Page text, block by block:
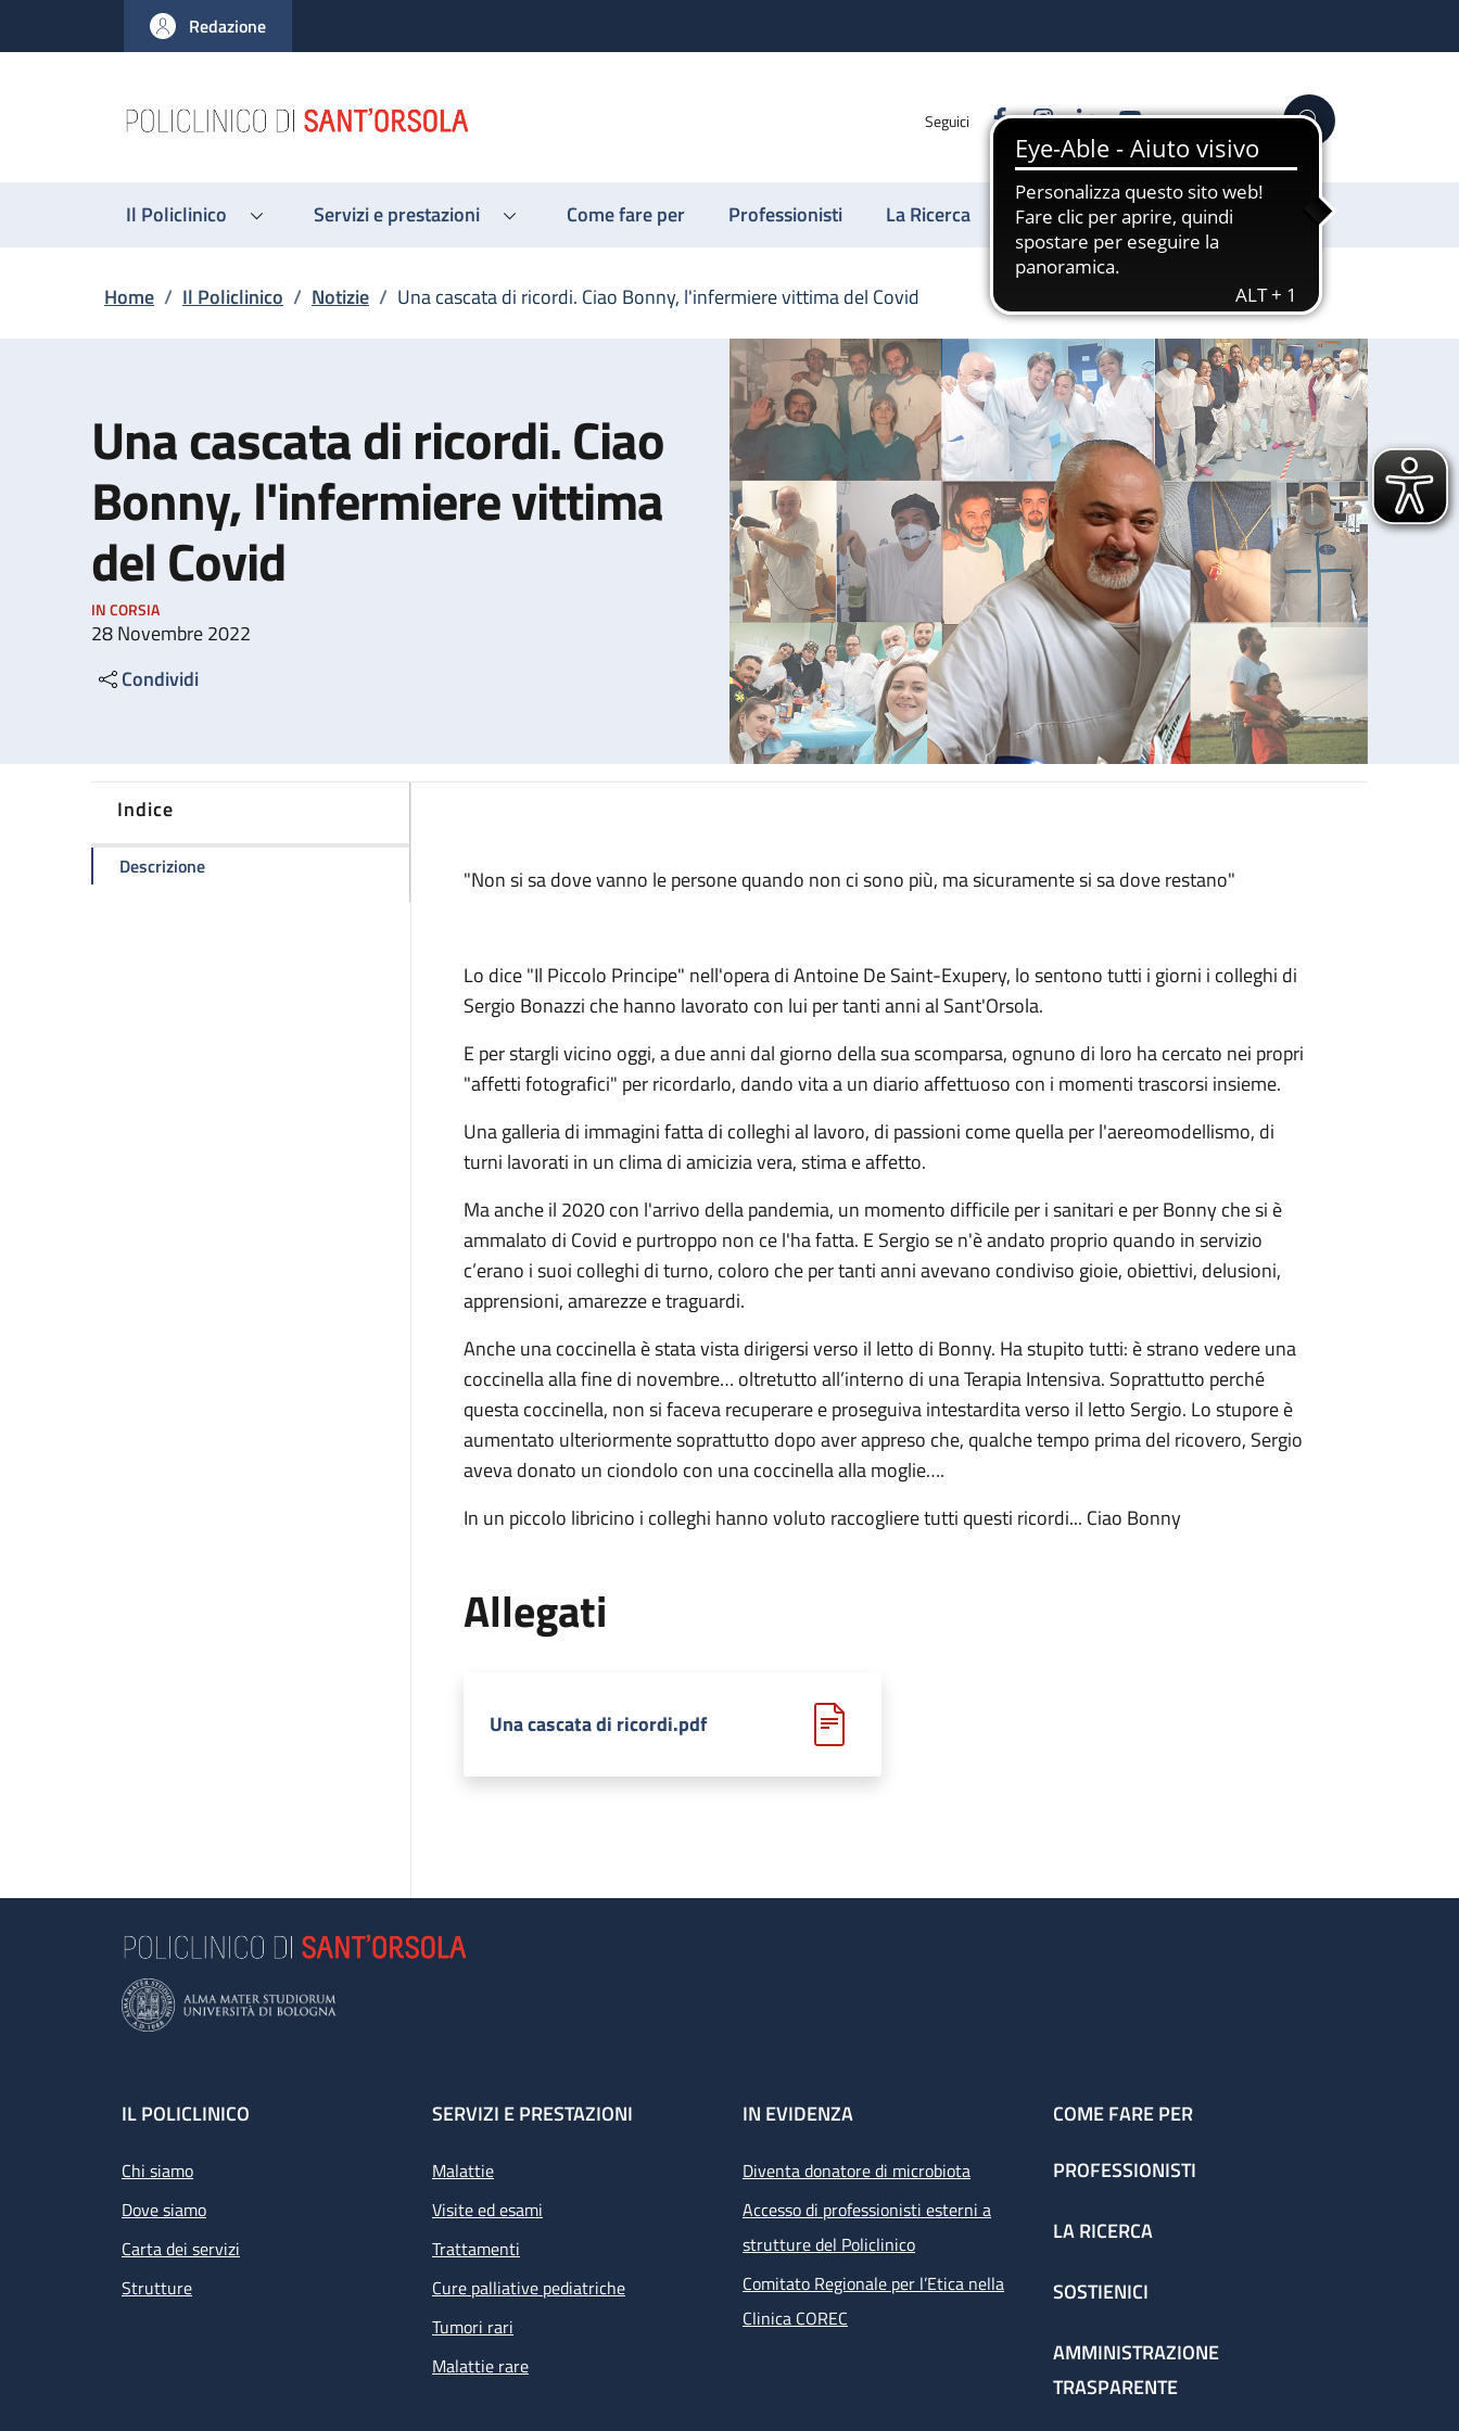
al contenuto principale
to footer content
Redazione
Seguici FacebookInstagram
LinkedinYouTube Cerca
Il Policlinico Servizi e prestazioni Come fare per Professionisti La Ricerca Sostienici
Briciole di pane
Home / Il Policlinico / Notizie / Una cascata di ricordi. Ciao Bonny, l'infermiere vittima del Covid
Una cascata di ricordi. Ciao
Bonny, l'infermiere vittima
del Covid
IN CORSIA
28 Novembre 2022
Condividi
Indice
Descrizionedella pagina Una cascata di ricordi. Ciao Bonny, l'infermiere vittima del Covid
"Non si sa dove vanno le persone quando non ci sono più, ma sicuramente si sa dove restano"
Lo dice "Il Piccolo Principe" nell'opera di Antoine De Saint-Exupery, lo sentono tutti i giorni i colleghi di
Sergio Bonazzi che hanno lavorato con lui per tanti anni al Sant'Orsola.
E per stargli vicino oggi, a due anni dal giorno della sua scomparsa, ognuno di loro ha cercato nei propri
"affetti fotografici" per ricordarlo, dando vita a un diario affettuoso con i momenti trascorsi insieme.
Una galleria di immagini fatta di colleghi al lavoro, di passioni come quella per l'aereomodellismo, di
turni lavorati in un clima di amicizia vera, stima e affetto.
Ma anche il 2020 con l'arrivo della pandemia, un momento difficile per i sanitari e per Bonny che si è
ammalato di Covid e purtroppo non ce l'ha fatta. E Sergio se n'è andato proprio quando in servizio
c’erano i suoi colleghi di turno, coloro che per tanti anni avevano condiviso gioie, obiettivi, delusioni,
apprensioni, amarezze e traguardi.
Anche una coccinella è stata vista dirigersi verso il letto di Bonny. Ha stupito tutti: è strano vedere una
coccinella alla fine di novembre… oltretutto all’interno di una Terapia Intensiva. Soprattutto perché
questa coccinella, non si faceva recuperare e proseguiva intestardita verso il letto Sergio. Lo stupore è
aumentato ulteriormente soprattutto dopo aver appreso che, qualche tempo prima del ricovero, Sergio
aveva donato un ciondolo con una coccinella alla moglie….
In un piccolo libricino i colleghi hanno voluto raccogliere tutti questi ricordi... Ciao Bonny
Allegati
Una cascata di ricordi.pdf
Footer
IL POLICLINICO
Chi siamo
Dove siamo
Carta dei servizi
Strutture
SERVIZI E PRESTAZIONI
Malattie
Visite ed esami
Trattamenti
Cure palliative pediatriche
Tumori rari
Malattie rare
IN EVIDENZA
Diventa donatore di microbiota
Accesso di professionisti esterni a
strutture del Policlinico
Comitato Regionale per l’Etica nella
Clinica COREC
COME FARE PER
PROFESSIONISTI
LA RICERCA
SOSTIENICI
AMMINISTRAZIONE
TRASPARENTE